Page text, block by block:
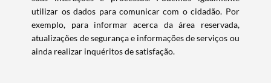
utilizar os dados para comunicar com o cidadão. Por
exemplo, para informar acerca da área reservada,
atualizações de segurança e informações de serviços ou
ainda realizar inquéritos de satisfação.